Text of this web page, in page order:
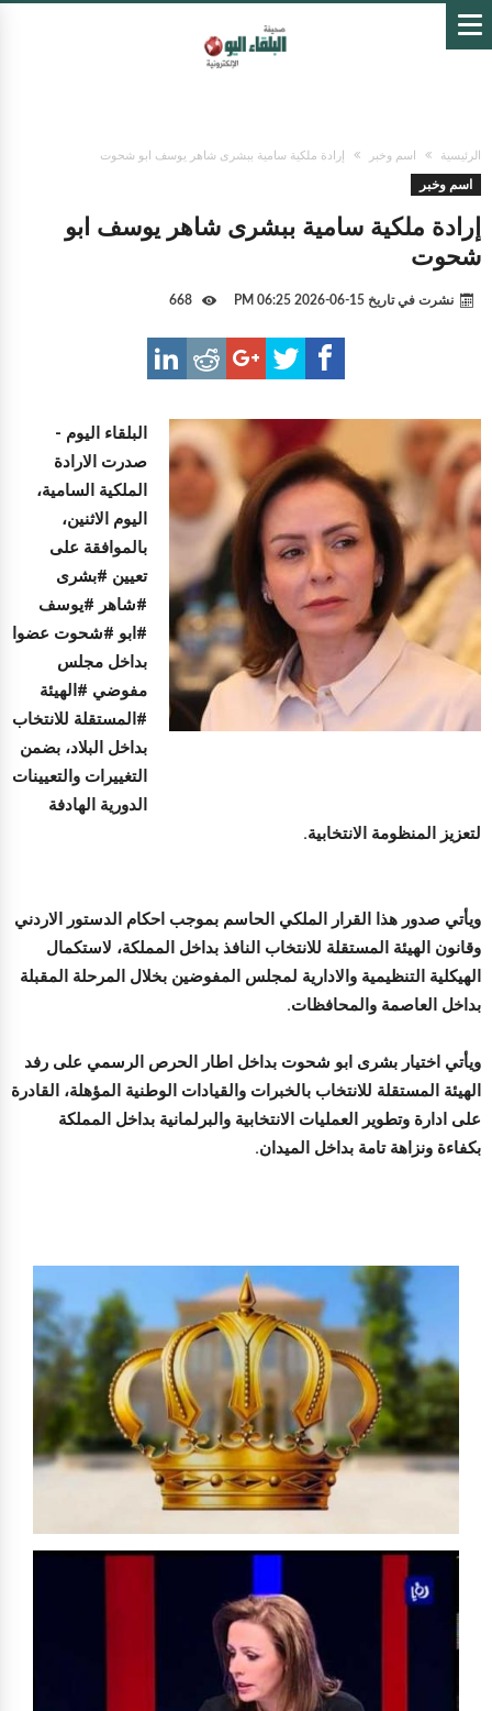
الرئيسية اسم وخبر إرادة ملكية سامية ببشرى شاهر يوسف ابو شحوت
اسم وخبر
إرادة ملكية سامية ببشرى شاهر يوسف ابو
شحوت
نشرت في تاريخ 15-06-2026 06:25 PM
البلقاء اليوم -
صدرت الارادة
الملكية السامية،
اليوم الاثنين،
بالموافقة على
تعيين #بشرى
#شاهر #يوسف
#ابو #شحوت عضوا
بداخل مجلس
مفوضي #الهيئة
#المستقلة للانتخاب
بداخل البلاد، بضمن
التغييرات والتعيينات
الدورية الهادفة
لتعزيز المنظومة الانتخابية.
ويأتي صدور هذا القرار الملكي الحاسم بموجب احكام الدستور الاردني
وقانون الهيئة المستقلة للانتخاب النافذ بداخل المملكة، لاستكمال
الهيكلية التنظيمية والادارية لمجلس المفوضين بخلال المرحلة المقبلة
بداخل العاصمة والمحافظات.
ويأتي اختيار بشرى ابو شحوت بداخل اطار الحرص الرسمي على رفد
الهيئة المستقلة للانتخاب بالخبرات والقيادات الوطنية المؤهلة، القادرة
على ادارة وتطوير العمليات الانتخابية والبرلمانية بداخل المملكة
بكفاءة ونزاهة تامة بداخل الميدان.